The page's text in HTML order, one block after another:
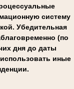
систему
Убедительная
(по
дня до даты
иные